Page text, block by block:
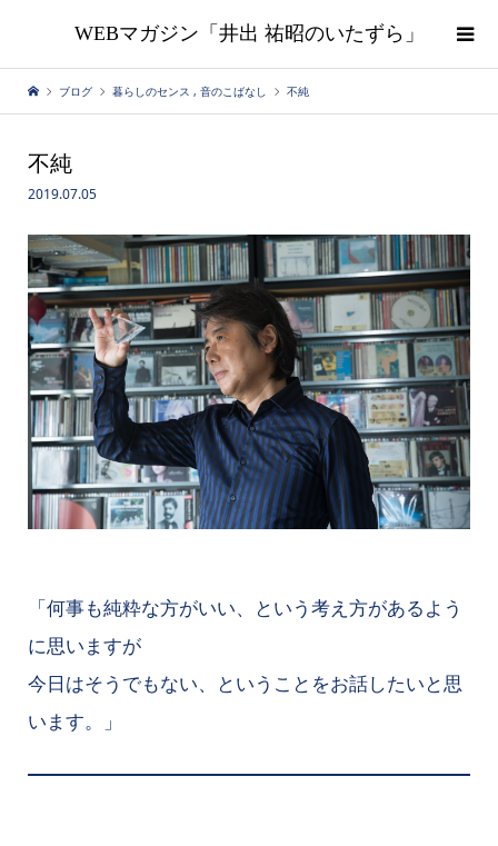
WEBマガジン「井出 祐昭のいたずら」
ブログ 暮らしのセンス , 音のこばなし 不純
不純
2019.07.05
「何事も純粋な方がいい、という考え方があるよう
に思いますが
今日はそうでもない、ということをお話したいと思
います。」